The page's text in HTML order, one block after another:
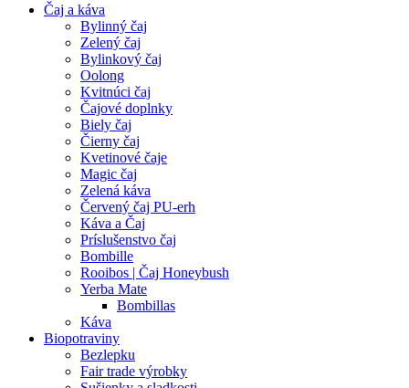
Čaj a káva
Bylinný čaj
Zelený čaj
Bylinkový čaj
Oolong
Kvitnúci čaj
Čajové doplnky
Biely čaj
Čierny čaj
Kvetinové čaje
Magic čaj
Zelená káva
Červený čaj PU-erh
Káva a Čaj
Príslušenstvo čaj
Bombille
Rooibos | Čaj Honeybush
Yerba Mate
Bombillas
Káva
Biopotraviny
Bezlepku
Fair trade výrobky